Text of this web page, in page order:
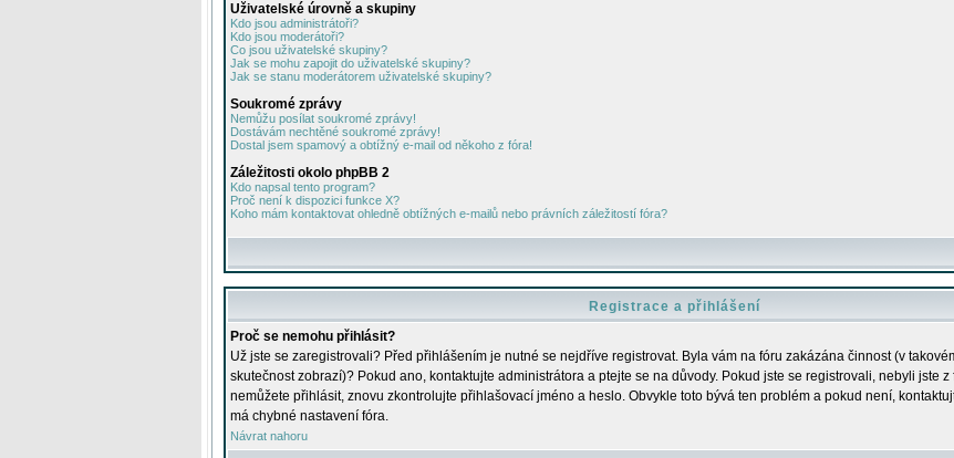
Uživatelské úrovně a skupiny
Kdo jsou administrátoři?
Kdo jsou moderátoři?
Co jsou uživatelské skupiny?
Jak se mohu zapojit do uživatelské skupiny?
Jak se stanu moderátorem uživatelské skupiny?
Soukromé zprávy
Nemůžu posílat soukromé zprávy!
Dostávám nechtěné soukromé zprávy!
Dostal jsem spamový a obtížný e-mail od někoho z fóra!
Záležitosti okolo phpBB 2
Kdo napsal tento program?
Proč není k dispozici funkce X?
Koho mám kontaktovat ohledně obtížných e-mailů nebo právních záležitostí fóra?
Registrace a přihlášení
Proč se nemohu přihlásit?
Už jste se zaregistrovali? Před přihlášením je nutné se nejdříve registrovat. Byla vám na fóru zakázána činnost (v
skutečnost zobrazí)? Pokud ano, kontaktujte administrátora a ptejte se na důvody. Pokud jste se registrovali, nebyli jste
nemůžete přihlásit, znovu zkontrolujte přihlašovací jméno a heslo. Obvykle toto bývá ten problém a pokud není,
má chybné nastavení fóra.
Návrat nahoru